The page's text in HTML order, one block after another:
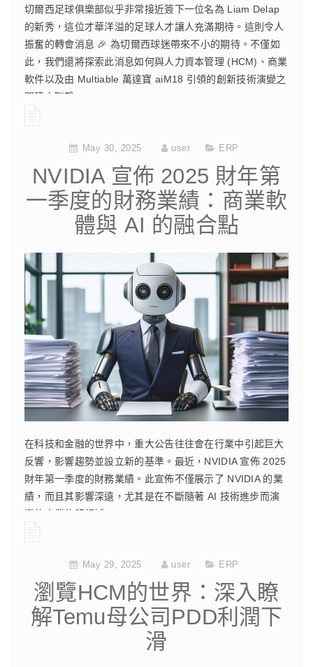
切爾西足球俱樂部似乎非常接近簽下一位名為 Liam Delap
的新秀，這位才華洋溢的足球人才讓人充滿期待。這則令人
振奮的轉會消息 🎉 為切爾西球迷帶來不小的期待。不僅如
此，我們還將探索此消息如何與人力資本管理 (HCM)、商業
軟件以及由 Multiable 萬達寶 aiM18 引領的創新技術演變之
間建立聯繫。
May 30, 2025
user ERP
NVIDIA 宣佈 2025 財年第
一季度的財務業績：商業軟
體與 AI 的融合點
在科技和金融的世界中，重大公告往往會在行業中引起巨大
反響，影響趨勢並設立新的基準。最近，NVIDIA 宣佈 2025
財年第一季度的財務業績。此宣佈不僅展示了 NVIDIA 的業
績，而且其影響深遠，尤其是在不斷隨著 AI 技術進步而演
變的商業軟體領域。
May 29, 2025
user ERP
瀏覽HCM的世界：深入瞭
解Temu母公司PDD利潤下
滑